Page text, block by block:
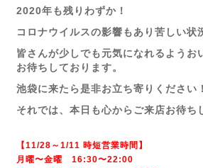
2020年も残りわずか！
コロナウイルスの影響もあり苦しい状
皆さんが少しでも元気になれるようお
お待ちしております。
池袋に来たら是非お立ち寄りくださ
それでは、本日も心からご来店お待ち
【11/28～1/11 時短営業時間】
月曜〜金曜 16:30〜22:00